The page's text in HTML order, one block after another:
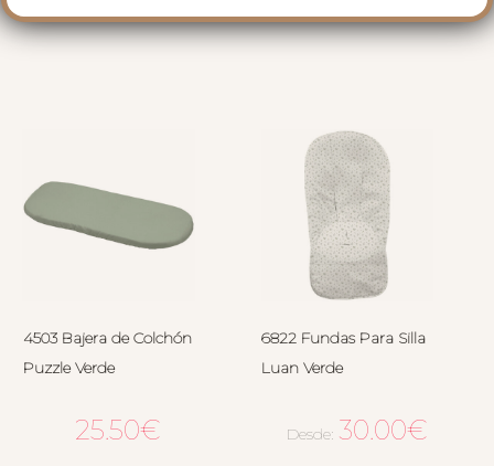
4503 Bajera de Colchón
Puzzle Verde
25.50€
6822 Fundas Para Silla
Luan Verde
Desde: 30.00€